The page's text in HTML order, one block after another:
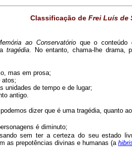
Classificação de Frei Luís de
ao Conservatórioque o conteúdo
tragédia. No entanto, chama-lhe drama,
mas em prosa;
atos;
unidades de tempo e de lugar;
antigo.
dizer que é uma tragédia, quanto
é diminuto;
sem ter a certeza do seu estado
as prepotências divinas e humanas (a